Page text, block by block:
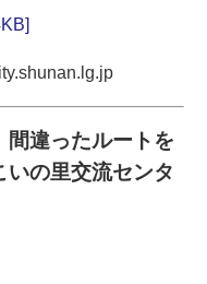
違ったルートを
の里交流センタ